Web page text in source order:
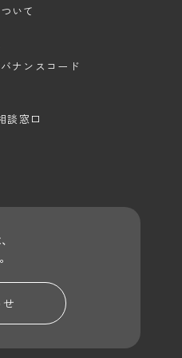
いて
ナンスコード
談窓口